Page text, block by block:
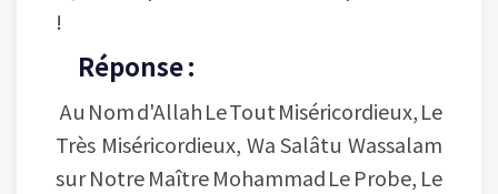
!
Réponse :
Au Nom d'Allah Le Tout Miséricordieux, Le
Très Miséricordieux, Wa Salâtu Wassalam
sur Notre Maître Mohammad Le Probe, Le